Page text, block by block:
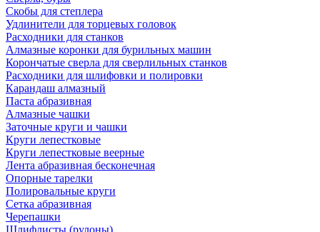
Скобы для степлера
Удлинители для торцевых головок
Расходники для станков
Алмазные коронки для бурильных машин
Корончатые сверла для сверлильных станков
Расходники для шлифовки и полировки
Карандаш алмазный
Паста абразивная
Алмазные чашки
Заточные круги и чашки
Круги лепестковые
Круги лепестковые веерные
Лента абразивная бесконечная
Опорные тарелки
Полировальные круги
Сетка абразивная
Черепашки
Шлифлисты (рулоны)